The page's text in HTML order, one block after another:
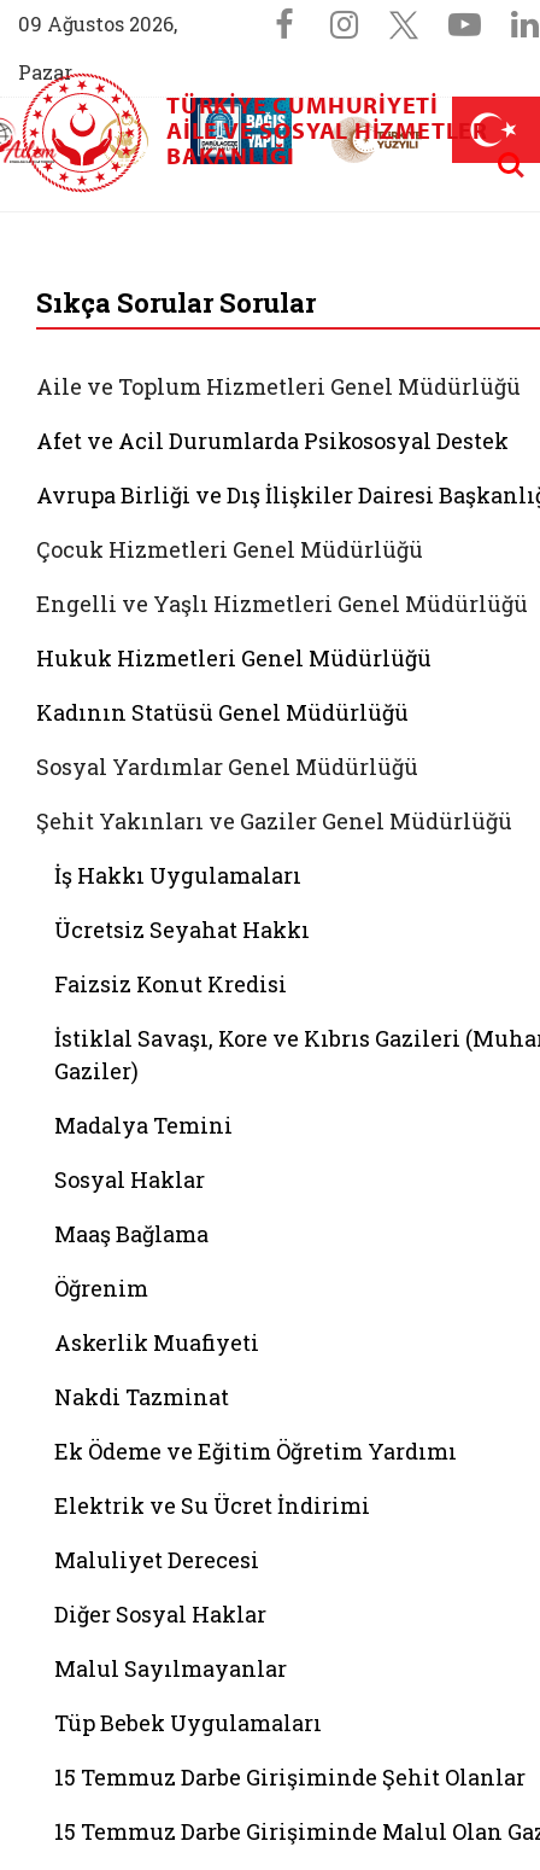
09 Ağustos 2026,
Pazar
Sosyal
Facebook
Instagram
X
Aile (yeni sekmede açılır)
AİLEM İletişim Merkezi (yeni sekmede açılır)
Aile ve Nüfus On Yılı (yeni sekmede açılır)
Darülaceze bağış sayfası (yeni
TÜRKIYE CUMHURIYETI
AILE VE SOSYAL HIZMETLER
BAKANLIĞI
Sıkça Sorular Sorular
Aile ve Toplum Hizmetleri Genel Müdürlüğü
Afet ve Acil Durumlarda Psikososyal Destek
Avrupa Birliği ve Dış İlişkiler Dairesi
Çocuk Hizmetleri Genel Müdürlüğü
Engelli ve Yaşlı Hizmetleri Genel Müdürlüğü
Hukuk Hizmetleri Genel Müdürlüğü
Kadının Statüsü Genel Müdürlüğü
Sosyal Yardımlar Genel Müdürlüğü
Şehit Yakınları ve Gaziler Genel Müdürlüğü
İş Hakkı Uygulamaları
Ücretsiz Seyahat Hakkı
Faizsiz Konut Kredisi
İstiklal Savaşı, Kore ve Kıbrıs Gazileri
Gaziler)
Madalya Temini
Sosyal Haklar
Maaş Bağlama
Öğrenim
Askerlik Muafiyeti
Nakdi Tazminat
Ek Ödeme ve Eğitim Öğretim Yardımı
Elektrik ve Su Ücret İndirimi
Maluliyet Derecesi
Diğer Sosyal Haklar
Malul Sayılmayanlar
Tüp Bebek Uygulamaları
15 Temmuz Darbe Girişiminde Şehit Olanlar
15 Temmuz Darbe Girişiminde Malul Olan